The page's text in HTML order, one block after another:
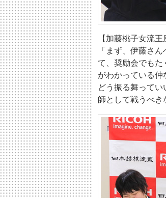
【加藤桃子女流王
「まず、伊藤さ
て、奨励会でもた
がわかっている仲
どう振る舞って
師として戦うべき